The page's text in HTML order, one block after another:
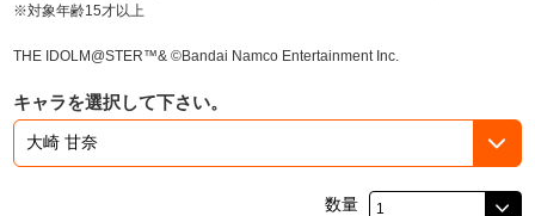
モフモフパレード
※対象年齢15才以上
THE IDOLM@STER™& ©Bandai Namco Entertainment Inc.
キャラを選択して下さい。
数量